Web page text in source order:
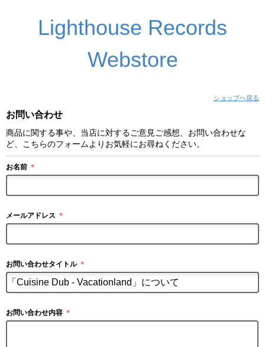
Lighthouse Records
Webstore
ショップへ戻る
お問い合わせ
商品に関する事や、当店に対するご意見ご感想、お問い合わせな
ど、こちらのフォームよりお気軽にお尋ねください。
お名前 ＊
メールアドレス ＊
お問い合わせタイトル ＊
お問い合わせ内容 ＊